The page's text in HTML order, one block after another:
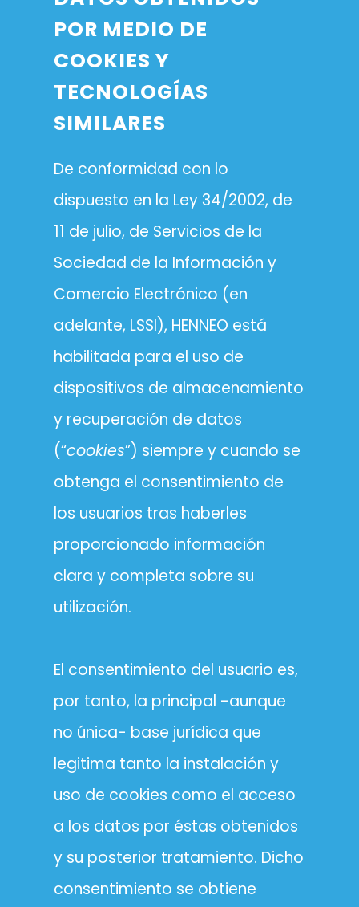
POR MEDIO DE
COOKIES Y
TECNOLOGÍAS
SIMILARES
De conformidad con lo
dispuesto en la Ley 34/2002, de
11 de julio, de Servicios de la
Sociedad de la Información y
Comercio Electrónico (en
adelante, LSSI), HENNEO está
habilitada para el uso de
dispositivos de almacenamiento
y recuperación de datos
(“cookies”) siempre y cuando se
obtenga el consentimiento de
los usuarios tras haberles
proporcionado información
clara y completa sobre su
utilización.
El consentimiento del usuario es,
por tanto, la principal -aunque
no única- base jurídica que
legitima tanto la instalación y
uso de cookies como el acceso
a los datos por éstas obtenidos
y su posterior tratamiento. Dicho
consentimiento se obtiene